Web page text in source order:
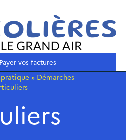
Payer vos factures
» Démarches